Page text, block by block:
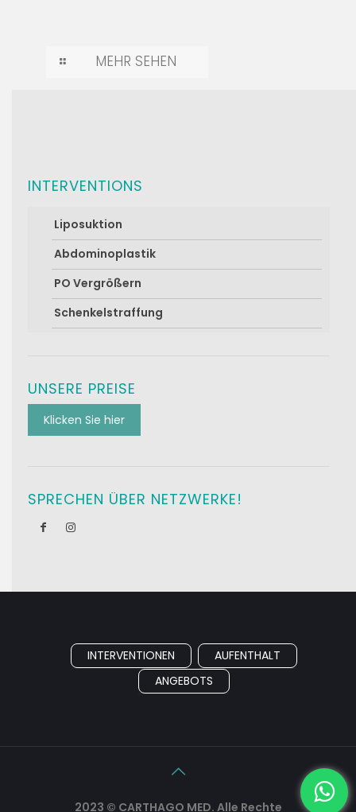
MEHR SEHEN
INTERVENTIONS
Liposuktion
Abdominoplastik
PO Vergrößern
Schenkelstraffung
UNSERE PREISE
Klicken Sie hier
SPRECHEN ÜBER NETZWERKE!
INTERVENTIONEN
AUFENTHALT
ANGEBOTS
2023 © CARTHAGO MED. Alle Rechte